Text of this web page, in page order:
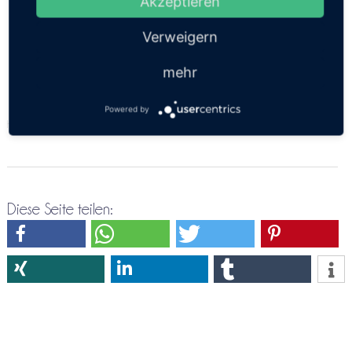
Direktreservierung Phuket ⇒ Chonburi
https://thailandsun.12go.asia/de/travel/Phuket/Chonburi/?z=416557
Diese Seite teilen:
Verweigern
mehr
Powered by